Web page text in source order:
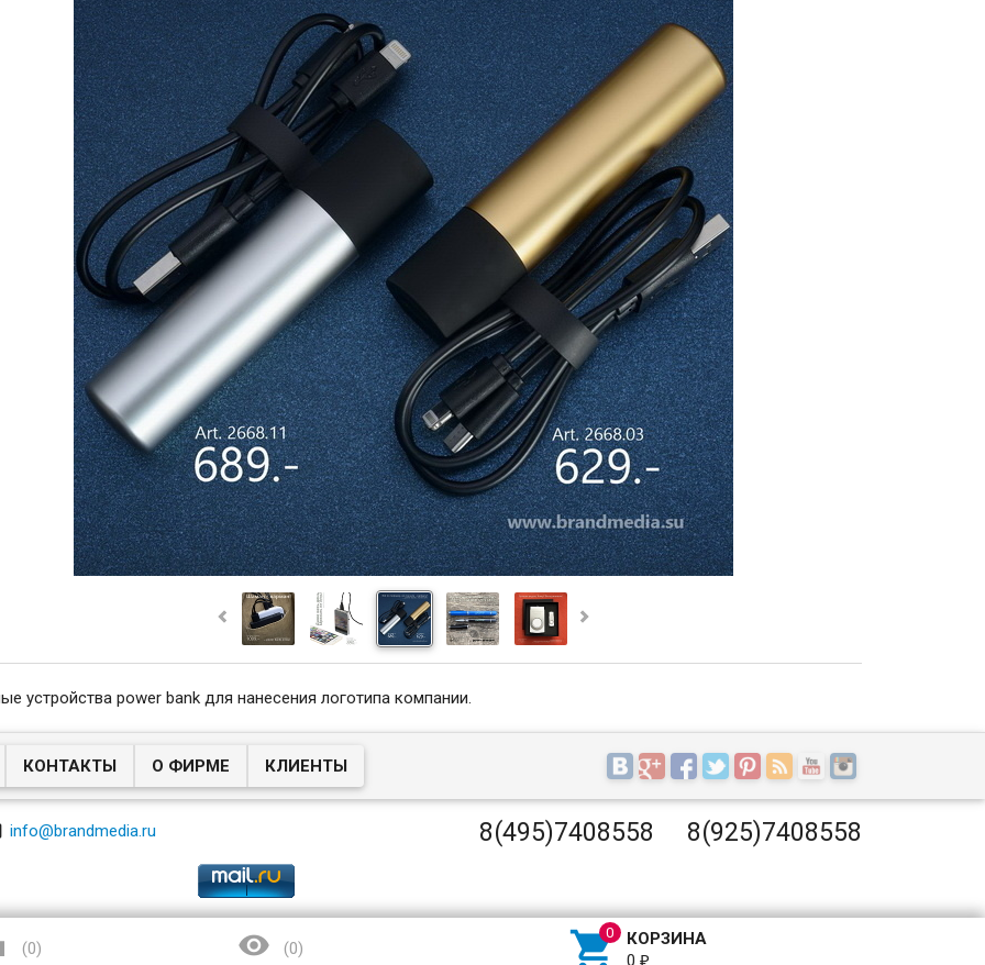
устройства power bank для нанесения логотипа компании.
КОНТАКТЫ О ФИРМЕ КЛИЕНТЫ
info@brandmedia.ru 8(495)7408558 8(925)7408558
(0)  (0)  КОРЗИНА
0 ₽